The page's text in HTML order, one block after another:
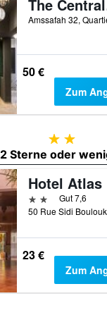
50 €
Zum
2 Sterne
2 Sterne oder
Hotel Atlas
2 SterneGut 7,6
23 €
Zum